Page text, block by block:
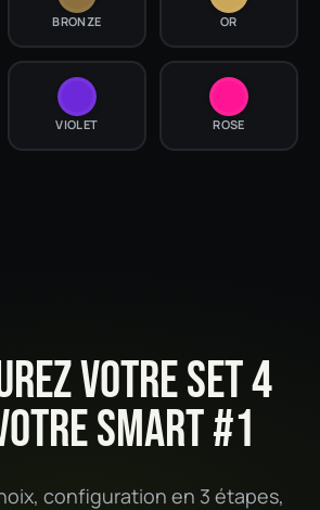
BRONZE OR
VIOLET ROSE
VOTRE SET 4
SMART #1
configuration en 3 étapes,